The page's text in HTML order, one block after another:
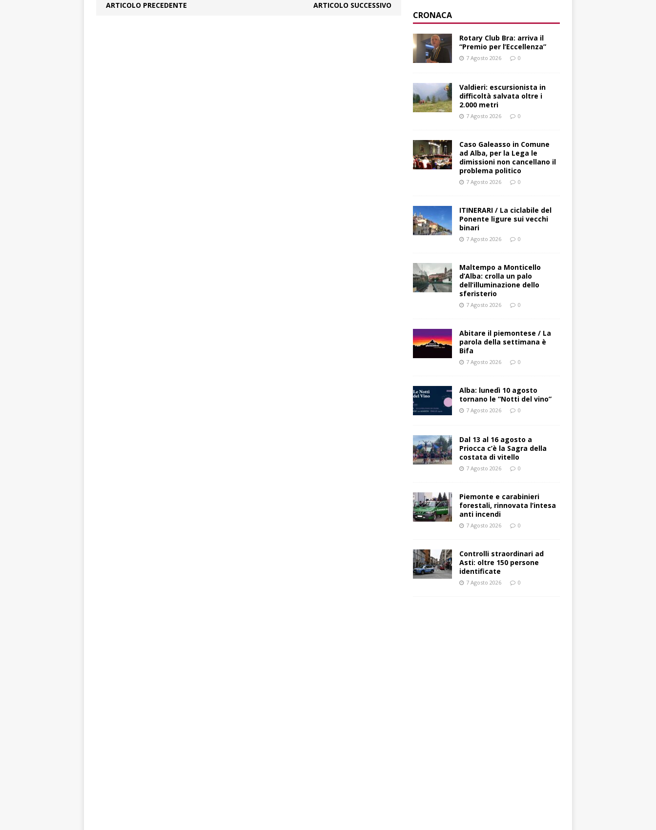
ARTICOLO PRECEDENTE ARTICOLO SUCCESSIVO
CRONACA
Rotary Club Bra: arriva il
“Premio per l’Eccellenza”
7 Agosto 2026 0
Valdieri: escursionista in
difficoltà salvata oltre i
2.000 metri
7 Agosto 2026 0
Caso Galeasso in Comune
ad Alba, per la Lega le
dimissioni non cancellano il
problema politico
7 Agosto 2026 0
ITINERARI / La ciclabile del
Ponente ligure sui vecchi
binari
7 Agosto 2026 0
Maltempo a Monticello
d’Alba: crolla un palo
dell’illuminazione dello
sferisterio
7 Agosto 2026 0
Abitare il piemontese / La
parola della settimana è
Bifa
7 Agosto 2026 0
Alba: lunedì 10 agosto
tornano le “Notti del vino”
7 Agosto 2026 0
Dal 13 al 16 agosto a
Priocca c’è la Sagra della
costata di vitello
7 Agosto 2026 0
Piemonte e carabinieri
forestali, rinnovata l’intesa
anti incendi
7 Agosto 2026 0
Controlli straordinari ad
Asti: oltre 150 persone
identificate
7 Agosto 2026 0